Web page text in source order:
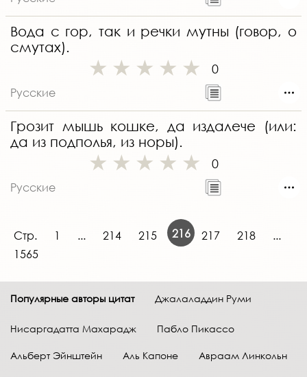
Вода с гор, так и речки мутны (говор, о
смутах).
0
Русские
Грозит мышь кошке, да издалече (или:
да из подполья, из норы).
0
Русские
Стр. 1 ... 214 215 216 217 218
...
1565
Популярные авторы цитат Джалаладдин Руми
Нисаргадатта Махарадж Пабло Пикассо
Альберт Эйнштейн Аль Капоне Авраам Линкольн